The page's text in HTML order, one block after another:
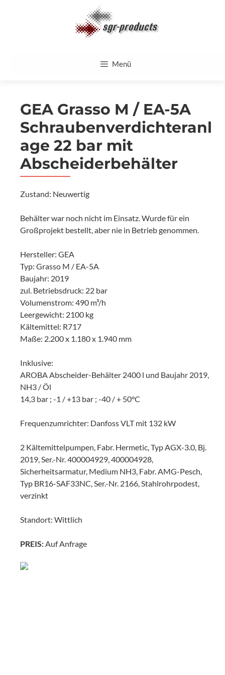
Menü
GEA Grasso M / EA-5A
Schraubenverdichteranl
age 22 bar mit
Abscheiderbehälter
Zustand: Neuwertig
Behälter war noch nicht im Einsatz. Wurde für ein
Großprojekt bestellt, aber nie in Betrieb genommen.
Hersteller: GEA
Typ: Grasso M / EA-5A
Baujahr: 2019
zul. Betriebsdruck: 22 bar
Volumenstrom: 490 m³/h
Leergewicht: 2100 kg
Kältemittel: R717
Maße: 2.200 x 1.180 x 1.940 mm
Inklusive:
AROBA Abscheider-Behälter 2400 l und Baujahr 2019,
NH3 / Öl
14,3 bar ; -1 / +13 bar ; -40 / + 50°C
Frequenzumrichter: Danfoss VLT mit 132 kW
2 Kältemittelpumpen, Fabr. Hermetic, Typ AGX-3.0, Bj.
2019, Ser.-Nr. 400004929, 400004928,
Sicherheitsarmatur, Medium NH3, Fabr. AMG-Pesch,
Typ BR16-SAF33NC, Ser.-Nr. 2166, Stahlrohrpodest,
verzinkt
Standort: Wittlich
PREIS:Auf Anfrage